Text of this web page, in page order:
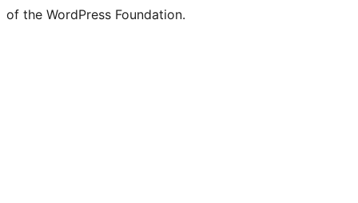
of the WordPress Foundation.